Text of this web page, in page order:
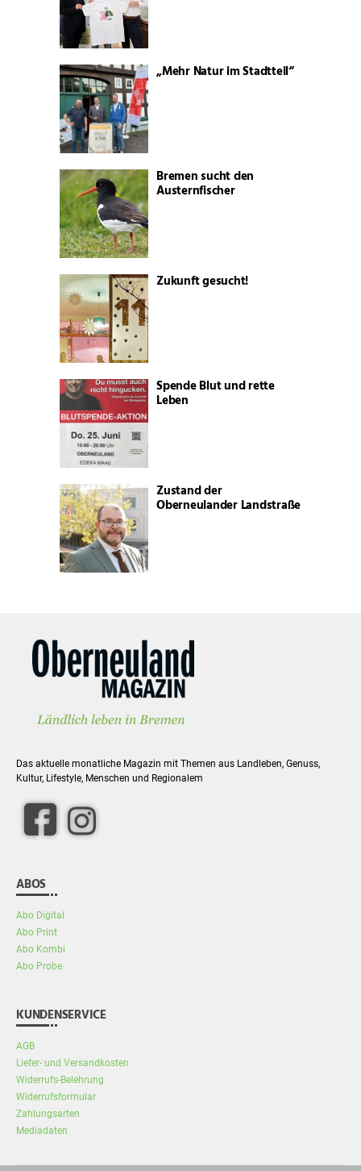
„Mehr Natur im Stadtteil“
Bremen sucht den
Austernfischer
Zukunft gesucht!
Spende Blut und rette
Leben
Zustand der
Oberneulander Landstraße
Das aktuelle monatliche Magazin mit Themen aus Landleben, Genuss,
Kultur, Lifestyle, Menschen und Regionalem
facebook
Instagram
ABOS
Abo Digital
Abo Print
Abo Kombi
Abo Probe
KUNDENSERVICE
AGB
Liefer- und Versandkosten
Widerrufs-Belehrung
Widerrufsformular
Zahlungsarten
Mediadaten